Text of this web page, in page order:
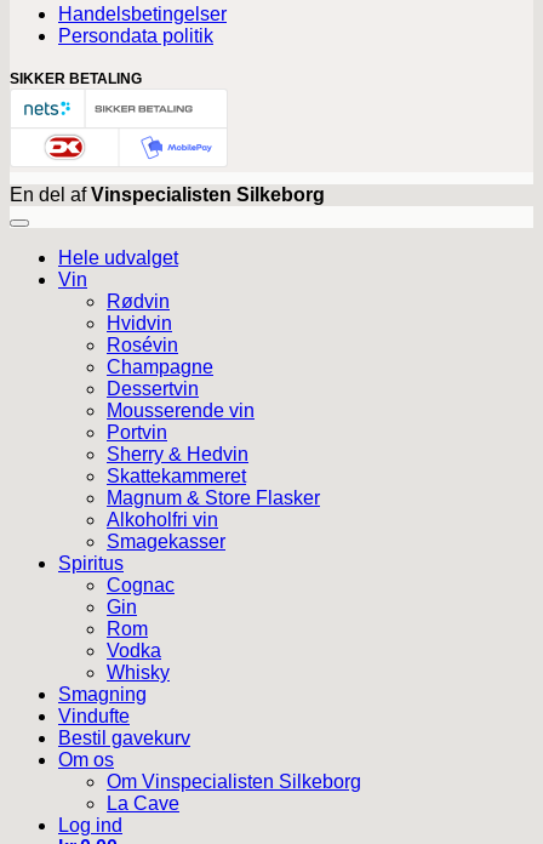
Handelsbetingelser
Persondata politik
SIKKER BETALING
En del afVinspecialisten Silkeborg
Hele udvalget
Vin
Rødvin
Hvidvin
Rosévin
Champagne
Dessertvin
Mousserende vin
Portvin
Sherry & Hedvin
Skattekammeret
Magnum & Store Flasker
Alkoholfri vin
Smagekasser
Spiritus
Cognac
Gin
Rom
Vodka
Whisky
Smagning
Vindufte
Bestil gavekurv
Om os
Om Vinspecialisten Silkeborg
La Cave
Log ind